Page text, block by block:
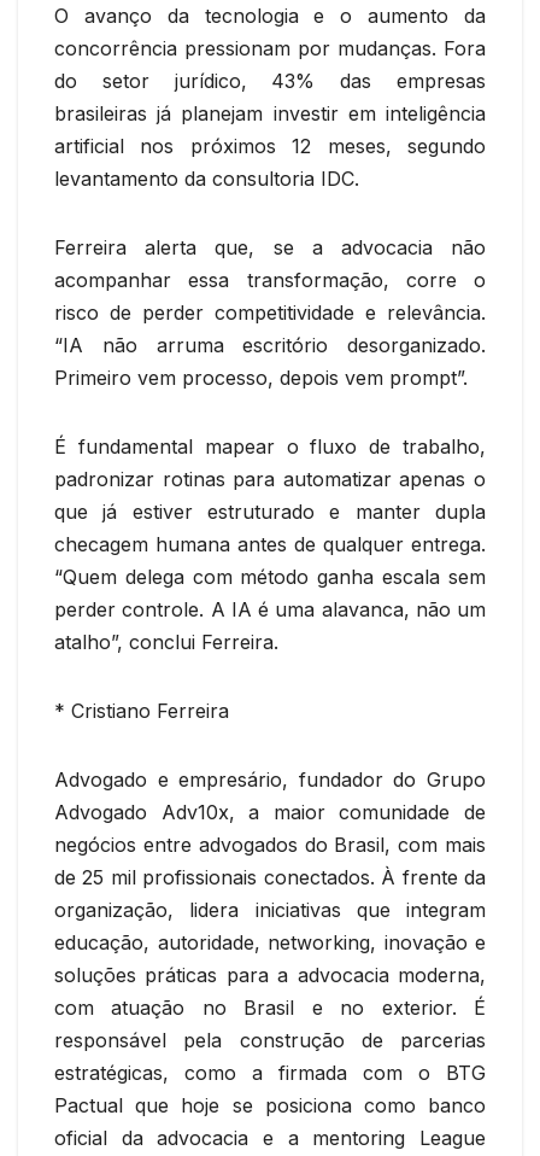
O avanço da tecnologia e o aumento da
concorrência pressionam por mudanças. Fora
do setor jurídico, 43% das empresas
brasileiras já planejam investir em inteligência
artificial nos próximos 12 meses, segundo
levantamento da consultoria IDC.
Ferreira alerta que, se a advocacia não
acompanhar essa transformação, corre o
risco de perder competitividade e relevância.
“IA não arruma escritório desorganizado.
Primeiro vem processo, depois vem prompt”.
É fundamental mapear o fluxo de trabalho,
padronizar rotinas para automatizar apenas o
que já estiver estruturado e manter dupla
checagem humana antes de qualquer entrega.
“Quem delega com método ganha escala sem
perder controle. A IA é uma alavanca, não um
atalho”, conclui Ferreira.
* Cristiano Ferreira
Advogado e empresário, fundador do Grupo
Advogado Adv10x, a maior comunidade de
negócios entre advogados do Brasil, com mais
de 25 mil profissionais conectados. À frente da
organização, lidera iniciativas que integram
educação, autoridade, networking, inovação e
soluções práticas para a advocacia moderna,
com atuação no Brasil e no exterior. É
responsável pela construção de parcerias
estratégicas, como a firmada com o BTG
Pactual que hoje se posiciona como banco
oficial da advocacia e a mentoring League